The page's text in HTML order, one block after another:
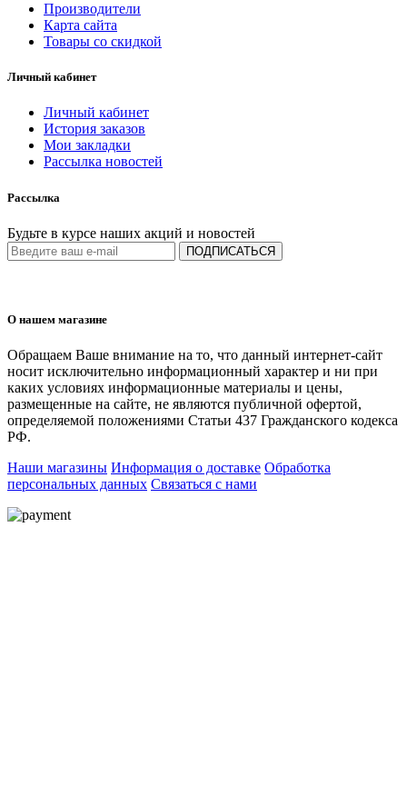
Производители
Карта сайта
Товары со скидкой
Личный кабинет
Личный кабинет
История заказов
Мои закладки
Рассылка новостей
Рассылка
Будьте в курсе наших акций и новостей
ПОДПИСАТЬСЯ
О нашем магазине
Обращаем Ваше внимание на то, что данный интернет-сайт
носит исключительно информационный характер и ни при
каких условиях информационные материалы и цены,
размещенные на сайте, не являются публичной офертой,
определяемой положениями Статьи 437 Гражданского кодекса
РФ.
Наши магазины Информация о доставке Обработка
персональных данных Связаться с нами